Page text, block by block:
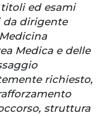
ed esami
da dirigente
Medica e delle
richiesto,
struttura